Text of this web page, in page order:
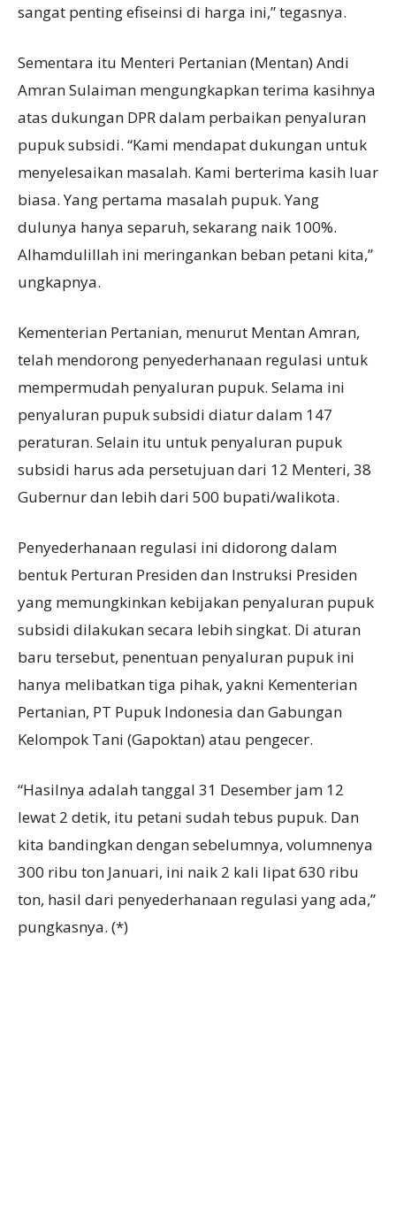
sangat penting efiseinsi di harga ini,” tegasnya.
Sementara itu Menteri Pertanian (Mentan) Andi
Amran Sulaiman mengungkapkan terima kasihnya
atas dukungan DPR dalam perbaikan penyaluran
pupuk subsidi. “Kami mendapat dukungan untuk
menyelesaikan masalah. Kami berterima kasih luar
biasa. Yang pertama masalah pupuk. Yang
dulunya hanya separuh, sekarang naik 100%.
Alhamdulillah ini meringankan beban petani kita,”
ungkapnya.
Kementerian Pertanian, menurut Mentan Amran,
telah mendorong penyederhanaan regulasi untuk
mempermudah penyaluran pupuk. Selama ini
penyaluran pupuk subsidi diatur dalam 147
peraturan. Selain itu untuk penyaluran pupuk
subsidi harus ada persetujuan dari 12 Menteri, 38
Gubernur dan lebih dari 500 bupati/walikota.
Penyederhanaan regulasi ini didorong dalam
bentuk Perturan Presiden dan Instruksi Presiden
yang memungkinkan kebijakan penyaluran pupuk
subsidi dilakukan secara lebih singkat. Di aturan
baru tersebut, penentuan penyaluran pupuk ini
hanya melibatkan tiga pihak, yakni Kementerian
Pertanian, PT Pupuk Indonesia dan Gabungan
Kelompok Tani (Gapoktan) atau pengecer.
“Hasilnya adalah tanggal 31 Desember jam 12
lewat 2 detik, itu petani sudah tebus pupuk. Dan
kita bandingkan dengan sebelumnya, volumnenya
300 ribu ton Januari, ini naik 2 kali lipat 630 ribu
ton, hasil dari penyederhanaan regulasi yang ada,”
pungkasnya. (*)